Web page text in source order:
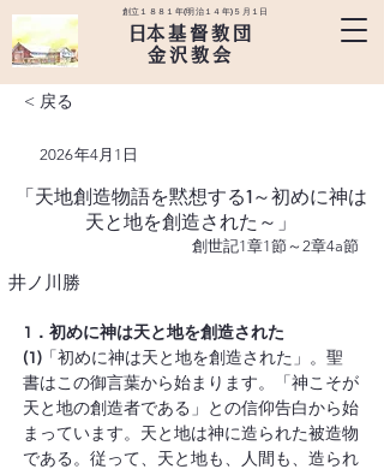
創立１８８１年(明治１４年)５月１日
​日本基督教団
金沢教会
< 戻る
2026年4月1日
「天地創造物語を黙想する1～初めに神は
天と地を創造された～」
創世記1章1節～2章4a節
井ノ川勝
1．初めに神は天と地を創造された
(1)「初めに神は天と地を創造された」。聖
書はこの御言葉から始まります。「神こそが
天と地の創造者である」との信仰告白から始
まっています。天と地は神に造られた被造物
である。従って、天と地も、人間も、造られ